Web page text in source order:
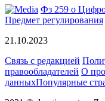
Фз 259 о
Предмет регулирования
21.10.2023
Связь с редакцией
правообладателей О
данныхПопулярные